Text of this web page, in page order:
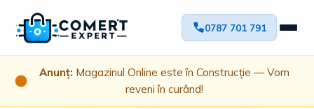
0787 701 791
Anunț: Magazinul Online este în Construcție — Vom
reveni în curând!